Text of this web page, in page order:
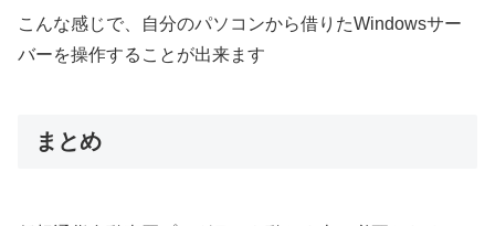
こんな感じで、自分のパソコンから借りたWindowsサー
バーを操作することが出来ます
まとめ